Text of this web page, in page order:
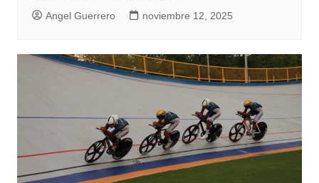
Angel Guerrero noviembre 12, 2025